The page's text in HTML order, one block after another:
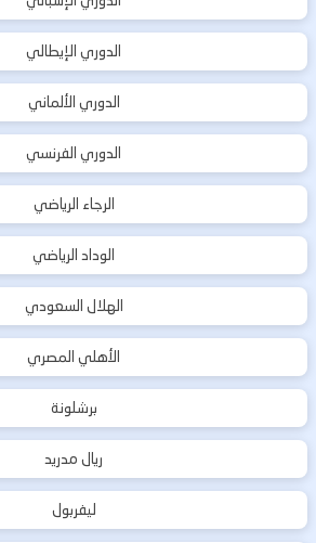
الدوري الإيطالي
الدوري الألماني
الدوري الفرنسي
الرجاء الرياضي
الوداد الرياضي
الهلال السعودي
الأهلي المصري
برشلونة
ريال مدريد
ليفربول